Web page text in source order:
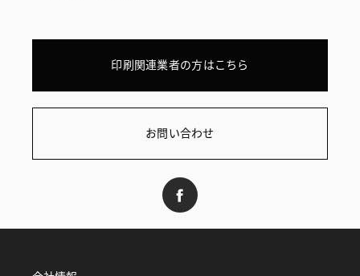
印刷関連業者の方はこちら
お問い合わせ